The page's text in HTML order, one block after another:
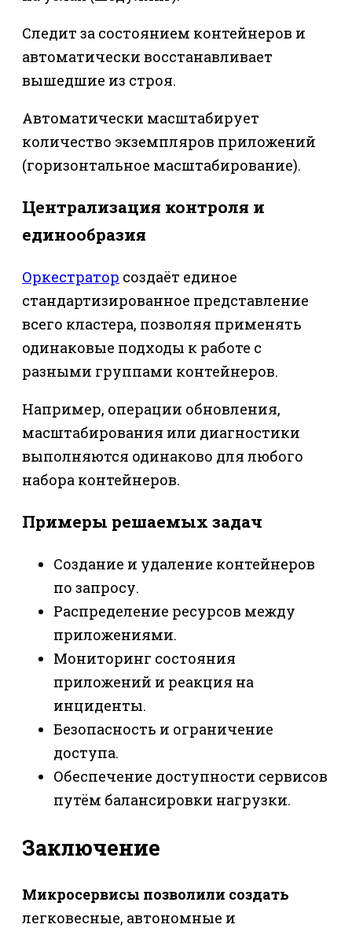
Следит за состоянием контейнеров и
автоматически восстанавливает
вышедшие из строя.
Автоматически масштабирует
количество экземпляров приложений
(горизонтальное масштабирование).
Централизация контроля и
единообразия
Оркестратор создаёт единое
стандартизированное представление
всего кластера, позволяя применять
одинаковые подходы к работе с
разными группами контейнеров.
Например, операции обновления,
масштабирования или диагностики
выполняются одинаково для любого
набора контейнеров.
Примеры решаемых задач
Создание и удаление контейнеров
по запросу.
Распределение ресурсов между
приложениями.
Мониторинг состояния
приложений и реакция на
инциденты.
Безопасность и ограничение
доступа.
Обеспечение доступности сервисов
путём балансировки нагрузки.
Заключение
Микросервисы позволили создать
легковесные, автономные и